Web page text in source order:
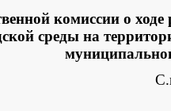
комиссии о ходе
среды на